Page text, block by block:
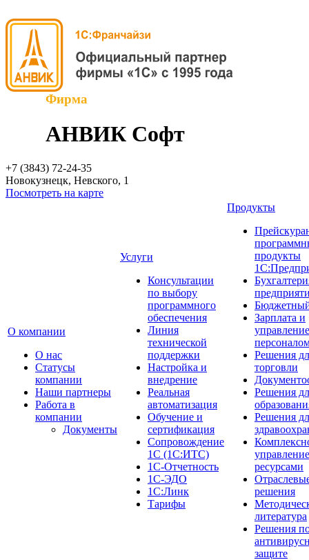
Фирма
АНВИК Софт
+7 (3843) 72-24-35
Новокузнецк, Невского, 1
Посмотреть на карте
О компании
О нас
Cтатусы
компании
Наши партнеры
Работа в
компании
Документы
Услуги
Консультации
по выбору
программного
обеспечения
Линия
технической
поддержки
Настройка и
внедрение
Реальная
автоматизация
Обучение и
сертификация
Сопровождение
1С (1С:ИТС)
1С-Отчетность
1С-ЭДО
1С:Линк
Тарифы
Продукты
продукты
Зарплата и
управление
Решения
торговли
Решения
Решения
управление
ресурсами
решения
литература
Решения
защите